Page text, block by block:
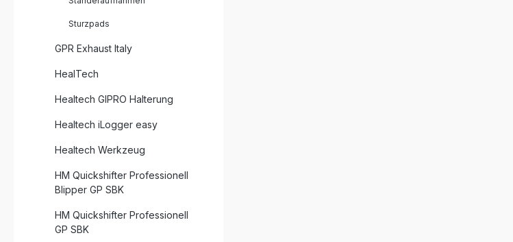
Sturzpads
GPR Exhaust Italy
HealTech
Healtech GIPRO Halterung
Healtech iLogger easy
Healtech Werkzeug
HM Quickshifter Professionell
Blipper GP SBK
HM Quickshifter Professionell
GP SBK